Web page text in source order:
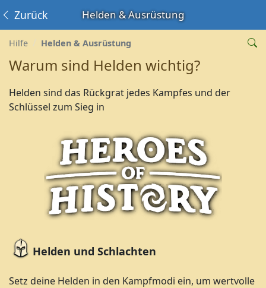
Helden & Ausrüstung
Zurück
Hilfe Helden & Ausrüstung
Warum sind Helden wichtig?
Helden sind das Rückgrat jedes Kampfes und der
Schlüssel zum Sieg in
Helden und Schlachten
Setz deine Helden in den Kampfmodi ein, um wertvolle